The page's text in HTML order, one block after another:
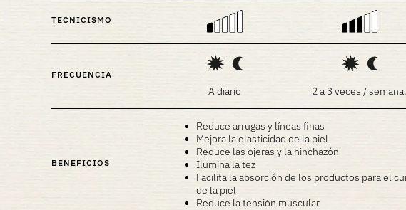
TECNICISMO
FRECUENCIA
A diario 2 a 3 veces / semana.
BENEFICIOS
Reduce arrugas y líneas finas
Mejora la elasticidad de la piel
Reduce las ojeras y la hinchazón
Ilumina la tez
Facilita la absorción de los productos para el
de la piel
Reduce la tensión muscular